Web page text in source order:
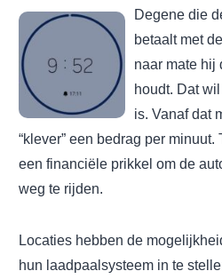
Degene die
betaalt met
naar mate hij
houdt. Dat
is. Vanaf dat
“klever” een bedrag per
een financiële prikkel om de
weg te rijden.
Locaties hebben de
hun laadpaalsysteem in te